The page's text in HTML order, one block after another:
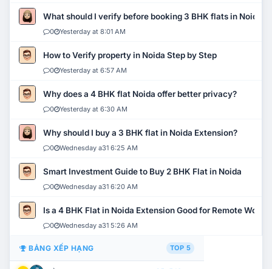
What should I verify before booking 3 BHK flats in Noida?
0 Yesterday at 8:01 AM
How to Verify property in Noida Step by Step
0 Yesterday at 6:57 AM
Why does a 4 BHK flat Noida offer better privacy?
0 Yesterday at 6:30 AM
Why should I buy a 3 BHK flat in Noida Extension?
0 Wednesday a31 6:25 AM
Smart Investment Guide to Buy 2 BHK Flat in Noida
0 Wednesday a31 6:20 AM
Is a 4 BHK Flat in Noida Extension Good for Remote Work?
0 Wednesday a31 5:26 AM
BẢNG XẾP HẠNG TOP 5